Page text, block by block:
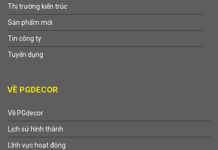
Thị trường kiến trúc
Sản phẩm mới
Tin công ty
Tuyển dụng
VỀ PGDECOR
Về PGdecor
Lịch sử hình thành
Lĩnh vực hoạt động